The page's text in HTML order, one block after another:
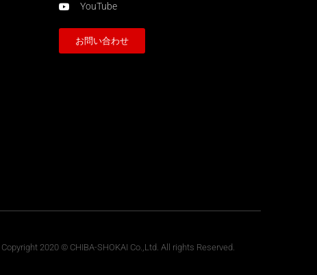
YouTube
お問い合わせ
Copyright 2020 © CHIBA-SHOKAI Co.,Ltd. All rights Reserved.